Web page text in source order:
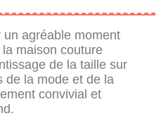
agréable moment
la maison couture
de la taille sur
de la mode et de la
convivial et